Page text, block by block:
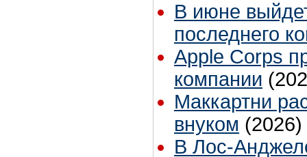
В июне
последнего
Apple Corps
компании
Маккартни
внуком (2026)
В Лос-